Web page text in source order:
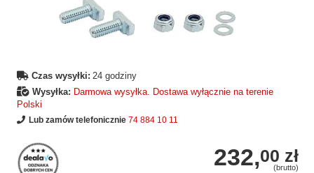
Czas wysyłki: 24 godziny
Wysyłka: Darmowa wysyłka. Dostawa wyłącznie na terenie
Polski
Lub zamów telefonicznie 74 884 10 11
232,00 zł
(brutto)